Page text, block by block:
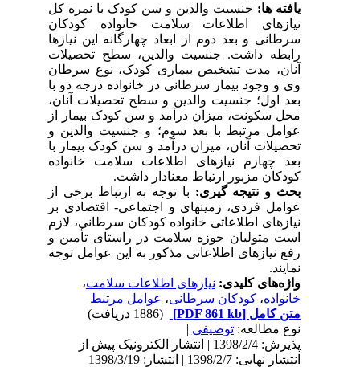
یافته ها:جنسیت والدین و سن کودک با نمره کل
نیازهای اطلاعات سلامت خانواده کودکان
سرطانی و بعد دوم از ابعاد چهارگانه این نیازها
رابطه داشت.جنسیت والدین، سطح تحصیلات
آنان، مدت تشخیص بیماری کودک، نوع سرطان
وی و وجود بیمار سرطانی در خانواده درجه دو با
بعد اول؛ جنسیت والدین و سطح تحصیلات آنان،
محل سکونت، میزان درآمد و سن کودک بیمار از
عوامل مرتبط بابعد سوم؛ و جنسیت والدین و
تحصیلات آنان، میزان درآمد و سن کودک بیمار با
بعد چهارم نیازهای اطلاعات سلامت خانواده
کودکان مزبور ارتباط معنادار داشت.
بحث و نتیجه گیری: با توجه به ارتباط برخی از
عوامل فردی، زمینه­ای و اجتماعی- اقتصادی بر
نیازهای اطلاعاتی خانواده کودکان سرطانی، لازم
است متولیان حوزه سلامت در راستای تأمین و
رفع نیازهای اطلاعاتی مذکور به این عوامل توجه
نمایند.
واژه‌های کلیدی:نیازهای اطلاعات سلامت،
خانواده،کودکان سرطانی،عوامل مرتبط
متن کامل[PDF 861 kb]
نوع مطالعه:توصیفی|
پذیرش: 1398/2/4 | انتشار الکترونیک پیش از
انتشار نهایی: 1398/2/7 | انتشار: 1398/3/19